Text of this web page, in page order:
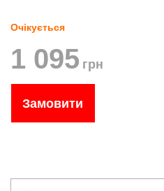
Очікується
1 095 грн
Замовити